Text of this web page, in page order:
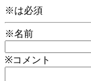
※は必須
※名前
※コメント